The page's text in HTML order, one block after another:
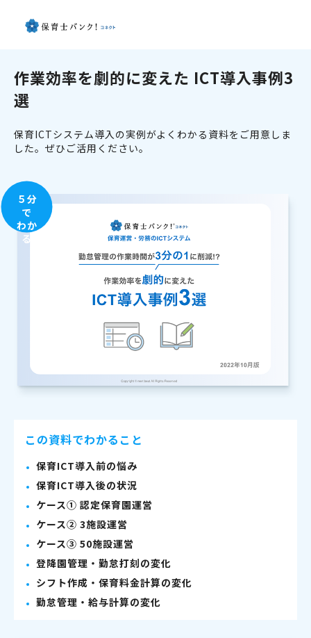
作業効率を劇的に変えた ICT導入事例3
選
保育ICTシステム導入の実例がよくわかる資料をご用意しま
した。ぜひご活用ください。
５分
で
わか
る
この資料でわかること
保育ICT導入前の悩み
保育ICT導入後の状況
ケース① 認定保育園運営
ケース② 3施設運営
ケース③ 50施設運営
登降園管理・勤怠打刻の変化
シフト作成・保育料金計算の変化
勤怠管理・給与計算の変化